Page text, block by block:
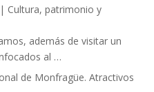
Cultura, patrimonio y
además de visitar un
al …
de Monfragüe. Atractivos